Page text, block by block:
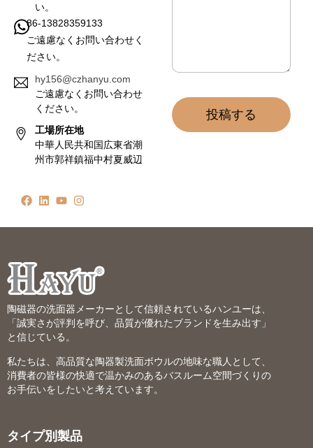
い。
86-13828359133
ご遠慮なくお問い合わせく
ださい。
hy156@czhanyu.com
ご遠慮なくお問い合わせ
ください。
工場所在地
中華人民共和国広東省潮
州市郭祥鎮福中村夏威辺
投稿する
陶磁器の洗面器メーカーとして信頼されているハンユーは、
「誠実さが評判を呼び、品質が優れたブランドを生み出す」
と信じている。
私たちは、高品質な陶器製洗面ボウルの地味な職人として、
消費者の皆様の快適で温かみのあるバスルーム空間づくりの
お手伝いをしたいと考えています。
タイプ別製品